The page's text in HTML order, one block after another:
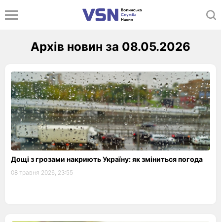
Архів новин за 08.05.2026
Дощі з грозами накриють Україну: як зміниться погода
08 травня 2026, 23:55